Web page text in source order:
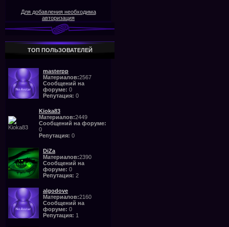
Для добавления необходима
авторизация
ТОП ПОЛЬЗОВАТЕЛЕЙ
masterpp
Материалов:2567
Сообщений на
форуме: 0
Репутация: 0
Kioka83
Материалов:2449
Сообщений на форуме:
0
Репутация: 0
DiZa
Материалов:2390
Сообщений на
форуме: 0
Репутация: 2
algodove
Материалов:2160
Сообщений на
форуме: 0
Репутация: 1